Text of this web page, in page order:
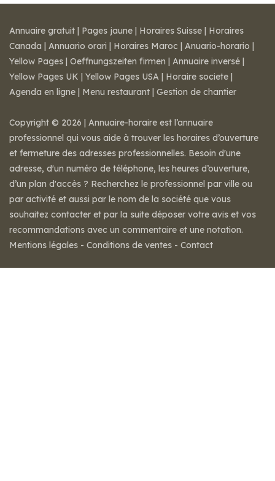
Annuaire gratuit | Pages jaune | Horaires Suisse | Horaires
Canada | Annuario orari | Horaires Maroc | Anuario-horario |
Yellow Pages | Oeffnungszeiten firmen | Annuaire inversé |
Yellow Pages UK | Yellow Pages USA | Horaire societe |
Agenda en ligne | Menu restaurant | Gestion de chantier
Copyright © 2026 | Annuaire-horaire est l’annuaire
professionnel qui vous aide à trouver les horaires d’ouverture
et fermeture des adresses professionnelles. Besoin d'une
adresse, d'un numéro de téléphone, les heures d’ouverture,
d’un plan d'accès ? Recherchez le professionnel par ville ou
par activité et aussi par le nom de la société que vous
souhaitez contacter et par la suite déposer votre avis et vos
recommandations avec un commentaire et une notation.
Mentions légales - Conditions de ventes - Contact